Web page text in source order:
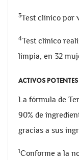
3Test clínico por
4Test clínico
limpia, en 32
ACTIVOS
La fórmula de
90% de
gracias a sus
1Conforme a la